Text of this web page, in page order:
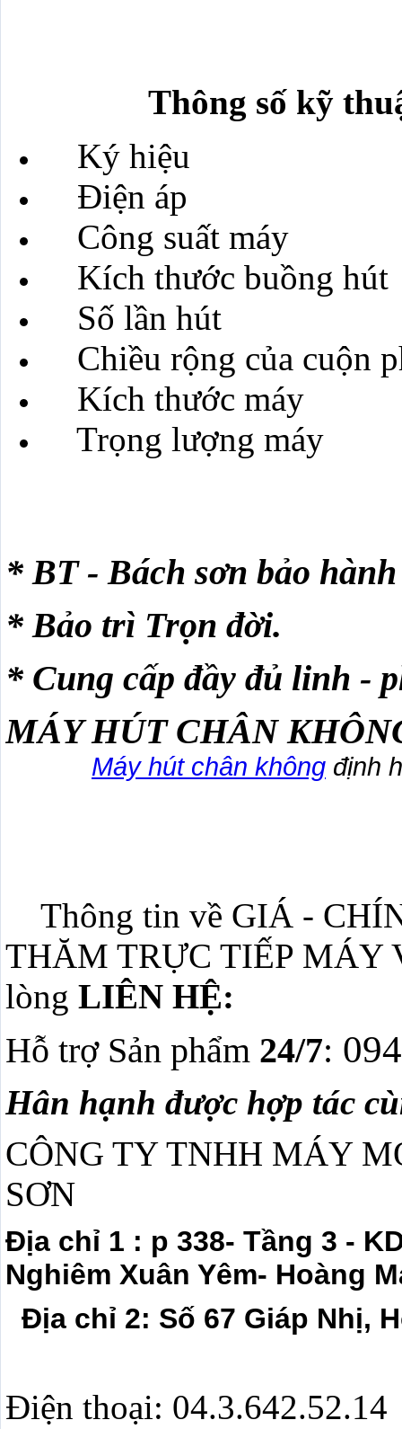
Thông số kỹ
Ký hiệu
Điện áp :
Công suất máy
Kích thước buồng
Số lần hút :
Chiều rộng của cuộn
Kích thước máy :
Trọng lượng
* BT - Bách sơn bảo
* Bảo trì Trọn đời.
* Cung cấp đầy đủ linh -
MÁY HÚT CHÂN
Máy hút chân không định
Thông tin về GIÁ -
THĂM TRỰC TIẾP MÁY
lòng LIÊN HỆ:
Hỗ trợ Sản phẩm 24/7:
Hân hạnh được hợp tác
CÔNG TY TNHH MÁY
SƠN
Địa chỉ 1 : p 338- Tầng 3 -
Nghiêm Xuân Yêm- Hoàng
Địa chỉ 2: Số 67 Giáp Nhị,
Điện thoại: 04.3.642.52.14